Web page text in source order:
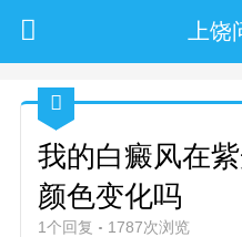
上饶
我的白癜风在
颜色变化吗
1个回复
1787次浏览